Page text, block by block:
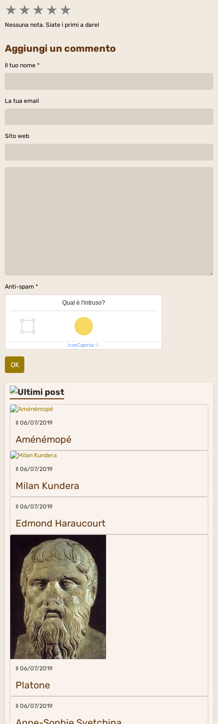
★ ★ ★ ★ ★
Nessuna nota. Siate i primi a dare!
Aggiungi un commento
Il tuo nome
La tua email
Sito web
Anti-spam
Qual è l'intruso?
IconCaptcha ©
OK
Il 06/07/2019
Aménémopé
Il 06/07/2019
Milan Kundera
Il 06/07/2019
Edmond Haraucourt
Il 06/07/2019
Platone
Il 06/07/2019